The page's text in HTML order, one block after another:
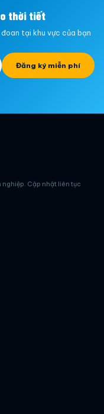
thời tiết
tại khu vực của bạn
Đăng ký miễn phí
Cập nhật liên tục